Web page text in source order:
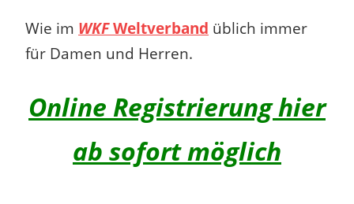
Wie im WKFWeltverband üblich immer
für Damen und Herren.
Online Registrierung hier
ab sofort möglich